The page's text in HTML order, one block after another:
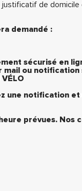
de
demandé :
sécurisé en
ou notification
une notification
prévues.